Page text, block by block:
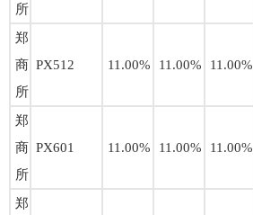
所
郑
商
所
PX512 11.00% 11.00% 11.00%
郑
商
所
PX601 11.00% 11.00% 11.00%
郑